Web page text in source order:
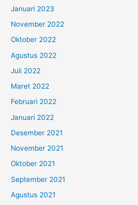
Januari 2023
November 2022
Oktober 2022
Agustus 2022
Juli 2022
Maret 2022
Februari 2022
Januari 2022
Desember 2021
November 2021
Oktober 2021
September 2021
Agustus 2021